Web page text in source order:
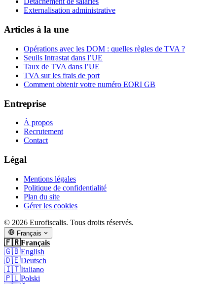
Externalisation administrative
Articles à la une
Opérations avec les DOM : quelles règles de TVA ?
Seuils Intrastat dans l’UE
Taux de TVA dans l’UE
TVA sur les frais de port
Comment obtenir votre numéro EORI GB
Entreprise
À propos
Recrutement
Contact
Légal
Mentions légales
Politique de confidentialité
Plan du site
Gérer les cookies
© 2026 Eurofiscalis. Tous droits réservés.
Français
🇫🇷Français
🇬🇧English
🇩🇪Deutsch
🇮🇹Italiano
🇵🇱Polski